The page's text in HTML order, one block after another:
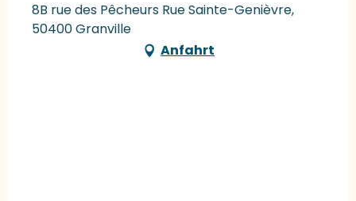
8B rue des Pêcheurs Rue Sainte-Genièvre,
50400 Granville
Anfahrt